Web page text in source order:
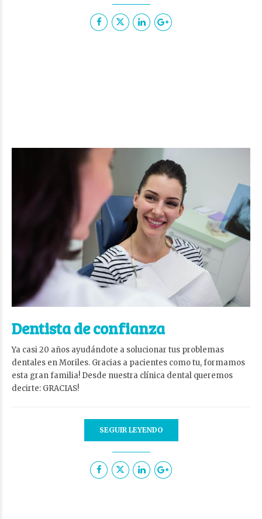
Dentista de confianza
Ya casi 20 años ayudándote a solucionar tus problemas
dentales en Moriles. Gracias a pacientes como tu, formamos
esta gran familia! Desde nuestra clínica dental queremos
decirte: GRACIAS!
SEGUIR LEYENDO